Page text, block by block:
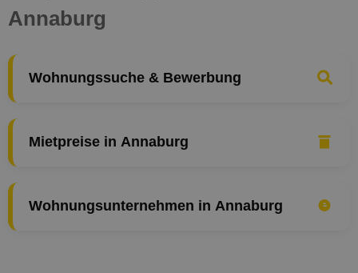
Annaburg
Wohnungssuche & Bewerbung
Mietpreise in Annaburg
Wohnungsunternehmen in Annaburg